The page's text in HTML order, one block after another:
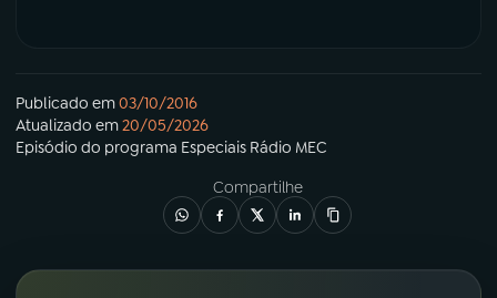
Publicado em03/10/2016
Atualizado em20/05/2026
Episódio do programa Especiais Rádio MEC
Compartilhe